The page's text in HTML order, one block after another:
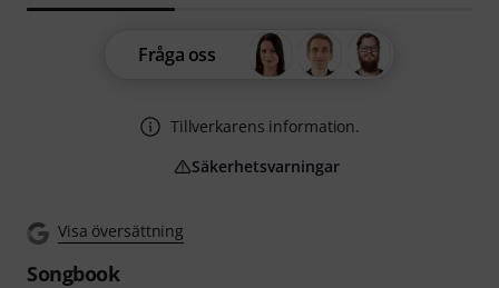
Visa översättning
Songbook
Fråga oss
Tillverkarens information.
Säkerhetsvarningar